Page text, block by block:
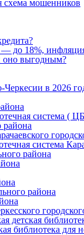
схема мошенников
до 18%,
оно выгодным?
Черкесии в 2026
система (
района
система
района
района
детская
библиотека для